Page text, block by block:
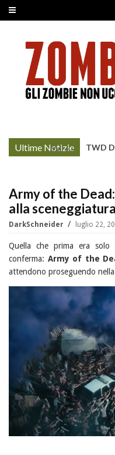
Ultime Notizie
More »
TWD
Army of the
alla
DarkSchneider luglio 22,
Quella che prima era
conferma: Army of the
attendono proseguendo nella